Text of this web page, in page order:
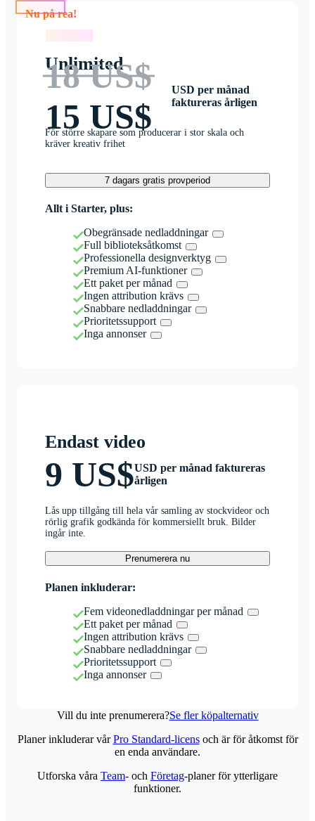
Nu på rea!
Unlimited
18 US$
15 US$
USD per månad
faktureras årligen
För större skapare som producerar i stor skala och
kräver kreativ frihet
7 dagars gratis provperiod
Allt i Starter, plus:
Obegränsade nedladdningar
Full biblioteksåtkomst
Professionella designverktyg
Premium AI-funktioner
Ett paket per månad
Ingen attribution krävs
Snabbare nedladdningar
Prioritetssupport
Inga annonser
Endast video
9 US$USD per månad faktureras
årligen
Lås upp tillgång till hela vår samling av stockvideor och
rörlig grafik godkända för kommersiellt bruk. Bilder
ingår inte.
Prenumerera nu
Planen inkluderar:
Fem videonedladdningar per månad
Ett paket per månad
Ingen attribution krävs
Snabbare nedladdningar
Prioritetssupport
Inga annonser
Vill du inte prenumerera?Se fler köpalternativ
Planer inkluderar vårPro Standard-licensoch är för åtkomst för
en enda användare.
Utforska våra Team- och Företag-planer för ytterligare
funktioner.